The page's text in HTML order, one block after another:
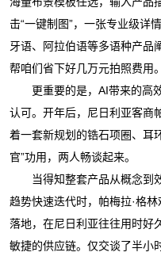
击“一键制图”，一张专业级详
牙语、阿拉伯语等多语种产品
帮咱们省下好几万元拍照费用
更重要的是，AI带来的高效
认可。开年后，尼日利亚客商
着一套新规划的锆石项圈、耳
官”功用，两人畅谈起来。
当得知整套产品从概念到
趋势快速迭代时，帕梅拉·格
落地，在尼日利亚往往用时好
敏捷的供应链。仅交谈了半小